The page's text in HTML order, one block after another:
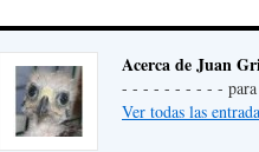
Acerca de Juan
- - - - - - - - - - para
Ver todas las